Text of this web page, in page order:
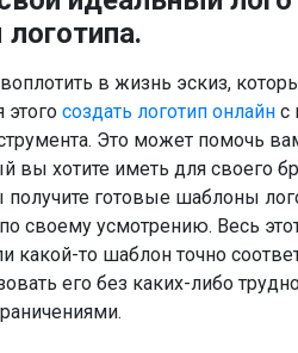
в жизнь эскиз,
этого создать логотип онлайн с
Это может помочь
вы хотите иметь для своего
получите готовые шаблоны
своему усмотрению. Весь
какой-то шаблон точно
его без каких-либо